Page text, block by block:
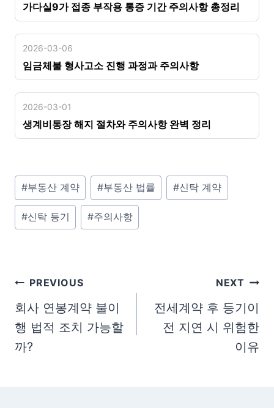
가다실9가 접종 부작용 통증 기간 주의사항 총정리
2026-03-06
임금체불 형사고소 진행 과정과 주의사항
2026-03-01
생계비통장 해지 절차와 주의사항 완벽 정리
P
o
a
s
:
#부동산 계약 #부동산 법률 #신탁 계약
#신탁 등기 #주의사항
글
탐
색
PREVIOUS
회사 연봉계약 불이
행 법적 조치 가능할
까?
NEXT
전세계약 후 등기이
전 지연 시 위험한
이유